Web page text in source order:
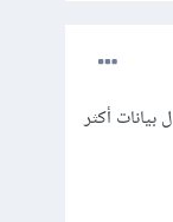
أكثر